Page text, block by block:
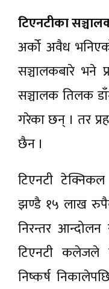
टिएनटीका
अर्को अवैध
सञ्चालकबारे
सञ्चालक तिलक
गरेका छन् । तर
छैन ।
टिएनटी
झण्डै १५ लाख
निरन्तर आन्दोलन
टिएनटी कलेजले
निष्कर्ष